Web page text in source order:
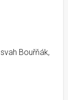
Bouřňák,